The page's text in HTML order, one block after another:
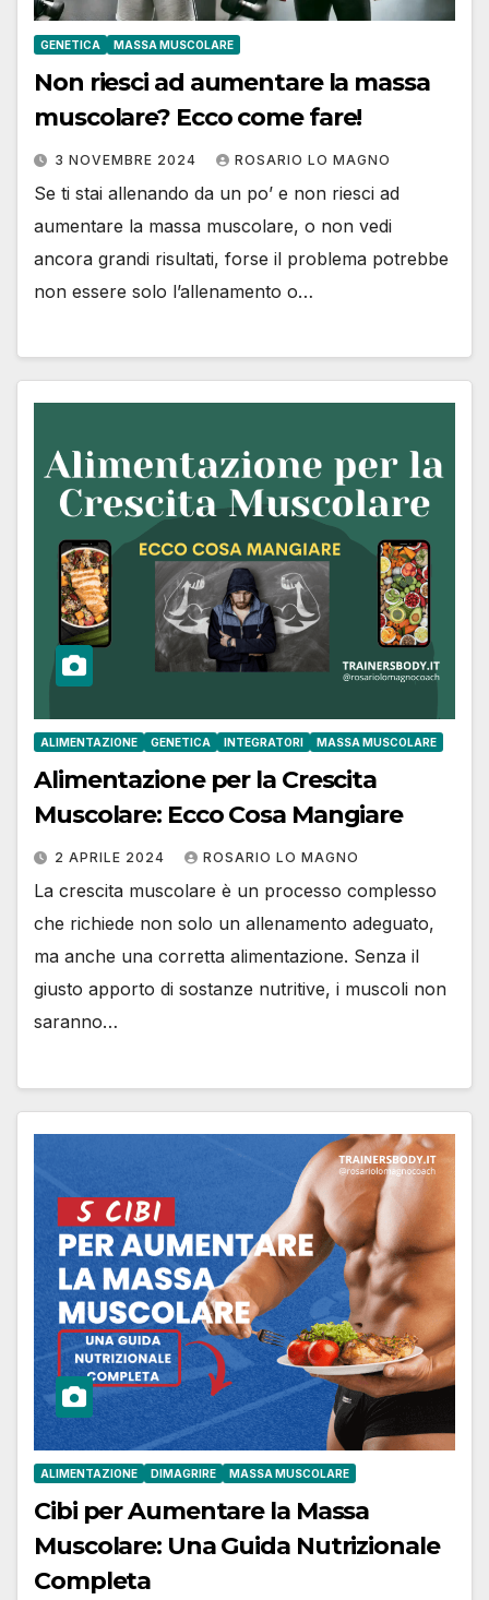
GENETICA MASSA MUSCOLARE
Non riesci ad aumentare la massa
muscolare? Ecco come fare!
3 NOVEMBRE 2024 ROSARIO LO MAGNO
Se ti stai allenando da un po’ e non riesci ad
aumentare la massa muscolare, o non vedi
ancora grandi risultati, forse il problema potrebbe
non essere solo l’allenamento o…
ALIMENTAZIONE GENETICA INTEGRATORI MASSA MUSCOLARE
Alimentazione per la Crescita
Muscolare: Ecco Cosa Mangiare
2 APRILE 2024 ROSARIO LO MAGNO
La crescita muscolare è un processo complesso
che richiede non solo un allenamento adeguato,
ma anche una corretta alimentazione. Senza il
giusto apporto di sostanze nutritive, i muscoli non
saranno…
ALIMENTAZIONE DIMAGRIRE MASSA MUSCOLARE
Cibi per Aumentare la Massa
Muscolare: Una Guida Nutrizionale
Completa